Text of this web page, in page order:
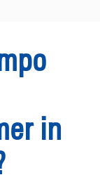
in